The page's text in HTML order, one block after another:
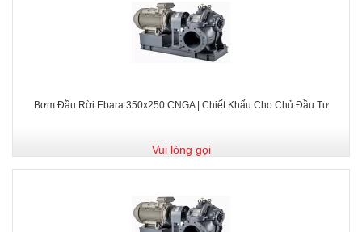
Bơm Đầu Rời Ebara 350x250 CNGA | Chiết Khấu Cho Chủ Đầu Tư
Vui lòng gọi